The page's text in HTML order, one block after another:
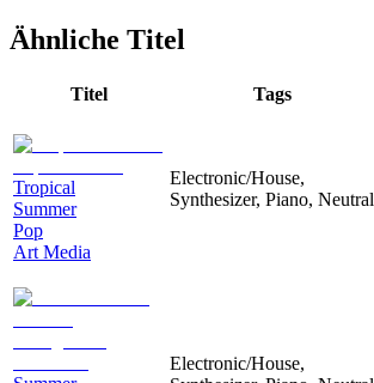
Ähnliche Titel
Titel Tags
Tropical
Summer
Pop
Art Media
Electronic/House,
Synthesizer, Piano, Neutral
Electronic/House,